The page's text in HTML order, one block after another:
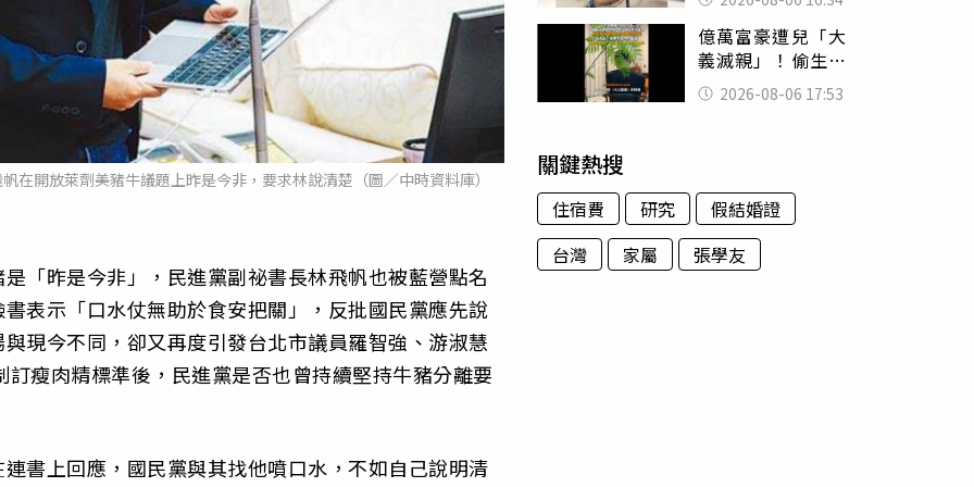
在開放萊劑美豬牛議題上昨是今非，要求林說清楚（圖／中時資料庫）
「昨是今非」， 民進黨副祕書長林飛帆也被藍營點名
表示「口水仗無助於食安把關」， 反批國民黨應先說
現今不同， 卻又再度引發台北市議員羅智強、游淑慧
瘦肉精標準後， 民進黨是否也曾持續堅持牛豬分離要
書上回應， 國民黨與其找他噴口水，不如自己說明清
暴力男」離譜紀錄
曝光
億萬富豪遭兒「大
義滅親」！偷生子
怕曝光 竟盜鄰居
身份辦假證落戶
2026-08-06 17:53
關鍵熱搜
住宿費 研究
假結婚證
台灣
家屬 張學友